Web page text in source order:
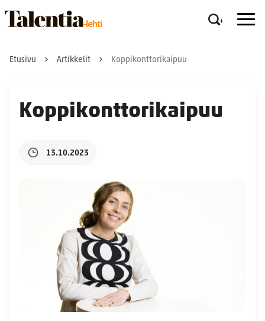
Etusivu Artikkelit Koppikonttorikaipuu
Koppikonttorikaipuu
13.10.2023